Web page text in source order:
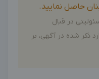
حاصل نمایید.
در قبال
ذکر شده در آگهی، بر